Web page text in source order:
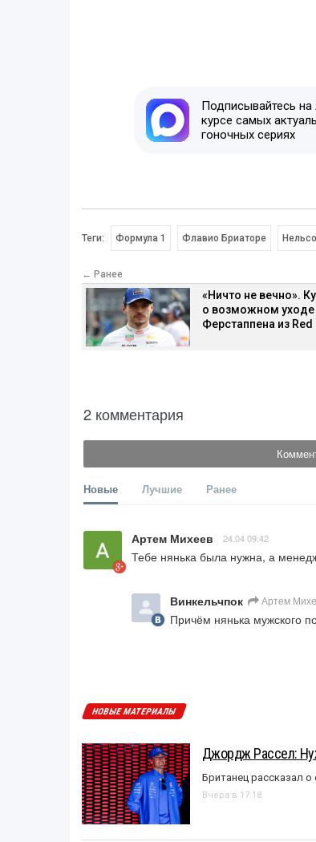
Подписывайтесь
курсе самых
гоночных сериях
Теги: Формула 1 Флавио Бриаторе
← Ранее
«Ничто не вечно».
о возможном уходе
Ферстаппена из Red
2 комментария
Новые Лучшие Ранее
Артем Михеев 24.04 09:42
Тебе нянька была нужна, а
Винкельчпок Артем
Причём нянька мужского
НОВЫЕ МАТЕРИАЛЫ
Джордж Рассел:
Британец рассказал
Вчера в 17:18